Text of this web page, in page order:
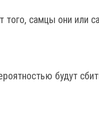
самцы они или
будут